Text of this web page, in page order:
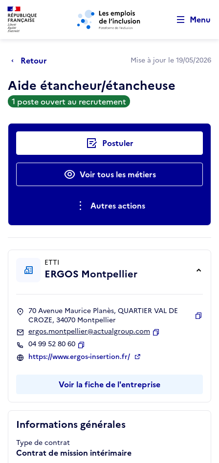
Aller au menu principal Aller au contenu principal
Menu
Retour Mise à jour le 19/05/2026
Aide étancheur/étancheuse
1 poste ouvert au recrutement
Actions rapides Postuler
Voir tous les métiers
Autres actions
Informations générales
Type de contrat
Contrat de mission intérimaire
ETTI
ERGOS Montpellier
70 Avenue Maurice Planès, QUARTIER VAL DE
CROZE, 34070 Montpellier
ergos.montpellier@actualgroup.com
04 99 52 80 60
Copier
https://www.ergos-insertion.fr/
Voir la fiche de l'entreprise
Retour au début de la page
Panneau de gestion des cookies